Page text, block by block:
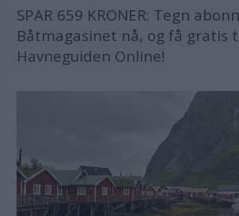
SPAR 659 KRONER: Tegn
Båtmagasinet nå, og få gratis
Havneguiden Online!